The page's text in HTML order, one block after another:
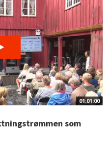
01:01:00
som